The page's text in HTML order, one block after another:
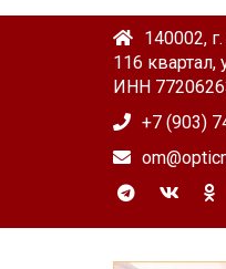
140002,
116 квартал,
ИНН
+7 (903)